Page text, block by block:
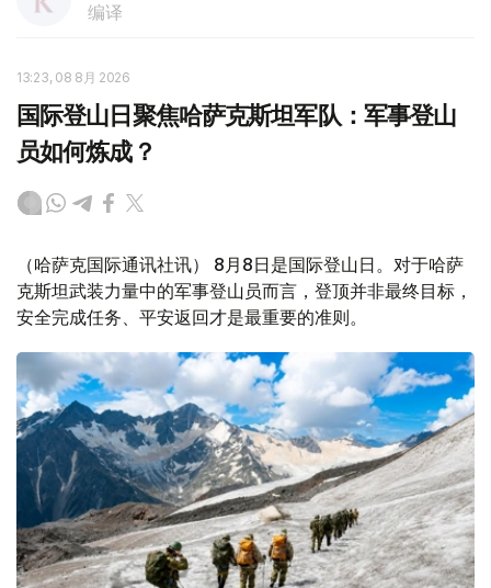
编译
13:23, 08 8月 2026
国际登山日聚焦哈萨克斯坦军队：军事登山
员如何炼成？
（哈萨克国际通讯社讯） 8月8日是国际登山日。对于哈萨
克斯坦武装力量中的军事登山员而言，登顶并非最终目标，
安全完成任务、平安返回才是最重要的准则。